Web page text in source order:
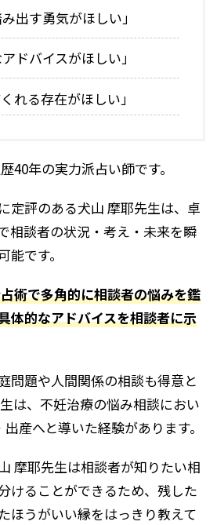
み出す勇気がほしい」
アドバイスがほしい」
くれる存在がほしい」
40年の実力派占い師です。
定評のある犬山 摩耶先生は、卓
相談者の状況・考え・未来を瞬
です。
術で多角的に相談者の悩みを鑑
体的なアドバイスを相談者に示
問題や人間関係の相談も得意と
は、不妊治療の悩み相談におい
産へと導いた経験があります。
摩耶先生は相談者が知りたい相
けることができるため、残した
ほうがいい縁をはっきり教えて